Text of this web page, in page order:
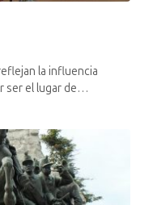
la influencia
ser el lugar de